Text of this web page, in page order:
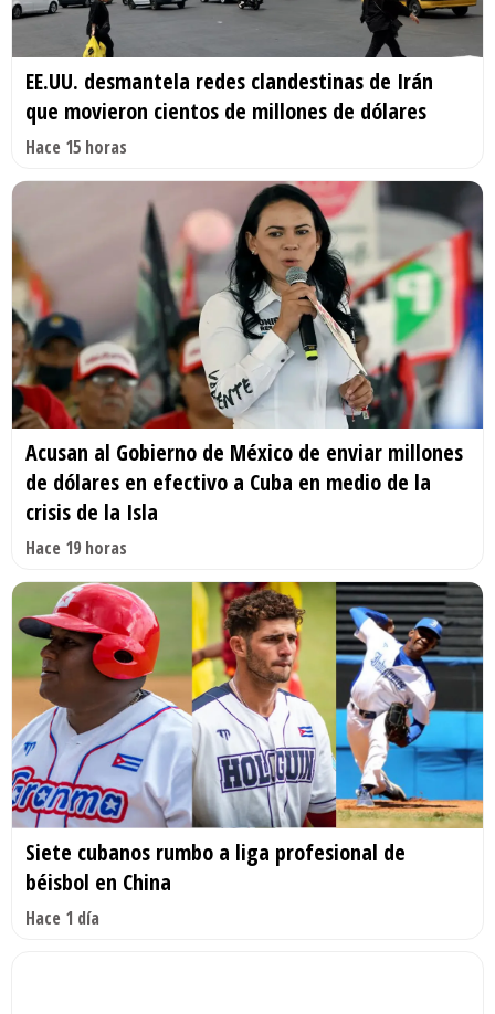
EE.UU. desmantela redes clandestinas de Irán
que movieron cientos de millones de dólares
Hace 15 horas
Acusan al Gobierno de México de enviar millones
de dólares en efectivo a Cuba en medio de la
crisis de la Isla
Hace 19 horas
Siete cubanos rumbo a liga profesional de
béisbol en China
Hace 1 día